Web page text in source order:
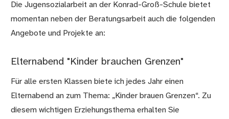
Die Jugensozialarbeit an der Konrad-Groß-Schule bietet
momentan neben der Beratungsarbeit auch die folgenden
Angebote und Projekte an:
Elternabend "Kinder brauchen Grenzen"
Für alle ersten Klassen biete ich jedes Jahr einen
Elternabend an zum Thema: „Kinder brauen Grenzen“. Zu
diesem wichtigen Erziehungsthema erhalten Sie